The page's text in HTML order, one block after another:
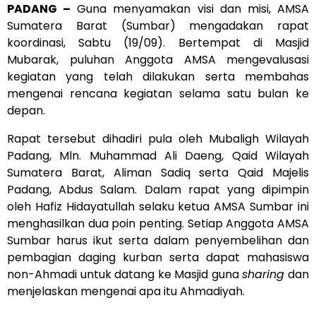
PADANG – Guna menyamakan visi dan misi, AMSA
Sumatera Barat (Sumbar) mengadakan rapat
koordinasi, Sabtu (19/09). Bertempat di Masjid
Mubarak, puluhan Anggota AMSA mengevalusasi
kegiatan yang telah dilakukan serta membahas
mengenai rencana kegiatan selama satu bulan ke
depan.
Rapat tersebut dihadiri pula oleh Mubaligh Wilayah
Padang, Mln. Muhammad Ali Daeng, Qaid Wilayah
Sumatera Barat, Aliman Sadiq serta Qaid Majelis
Padang, Abdus Salam. Dalam rapat yang dipimpin
oleh Hafiz Hidayatullah selaku ketua AMSA Sumbar ini
menghasilkan dua poin penting. Setiap Anggota AMSA
Sumbar harus ikut serta dalam penyembelihan dan
pembagian daging kurban serta dapat mahasiswa
non-Ahmadi untuk datang ke Masjid gunasharing dan
menjelaskan mengenai apa itu Ahmadiyah.